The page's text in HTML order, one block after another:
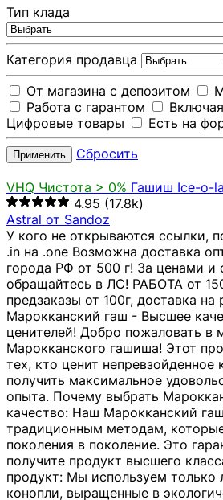
Тип клада
Категория продавца
От магазина с депозитом
Работа с гарантом
Цифровые товары
Есть на
Применить Сбросить
VHQ Чистота > 0% Гашиш Ice-o-
4.95 (17.8k)
Astral от Sandoz
У кого не открываются ссылки,
.in на .one Возможна доставка
города РФ от 500 г! За ценами и
обращайтесь в ЛС! РАБОТА от
предзаказы от 100г, доставка на
Марокканский гаш - Высшее
ценителей! Добро пожаловать в
Марокканского гашиша! Этот
тех, кто ценит непревзойденное
получить максимальное
опыта. Почему выбрать
качество: Наш Марокканский
традиционным методам,
поколения в поколение. Это
получите продукт высшего
продукт: Мы используем только
конопли, выращенные в